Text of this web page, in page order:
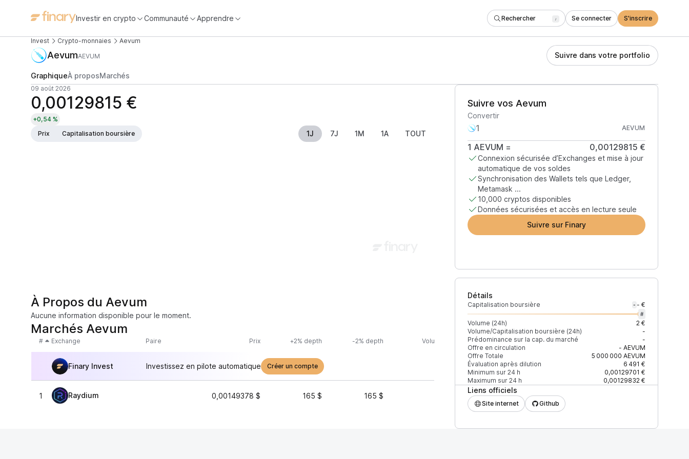
Investir en crypto Communauté Apprendre Rechercher / Se connecter S'inscrire
Invest Crypto-monnaies Aevum
AevumAEVUM Suivre dans votre portfolio
GraphiqueÀ proposMarchés
09 août 2026
0,00129815 €
+0,54 %
Prix
Capitalisation boursière 1J 7J 1M 1A TOUT
Suivre vos Aevum
Convertir
AEVUM
1 AEVUM = 0,00129815 €
Connexion sécurisée d’Exchanges et mise à jour
automatique de vos soldes
Synchronisation des Wallets tels que Ledger,
Metamask ...
10,000 cryptos disponibles
Données sécurisées et accès en lecture seule
Suivre sur Finary
Détails
Capitalisation boursière - - €
#
Volume (24h)
2 €
Volume/Capitalisation boursière (24h)
-
Prédominance sur la cap. du marché
-
Offre en circulation
- AEVUM
Offre Totale
5 000 000 AEVUM
Évaluation après dilution
6 491 €
Minimum sur 24 h
0,00129701 €
Maximum sur 24 h
0,00129832 €
Liens officiels
Site internet Github
À Propos du Aevum
Aucune information disponible pour le moment.
Marchés Aevum
# Exchange Paire Prix +2% depth -2% depth Volume (24h) % du volume Confiance Mis à jour
Finary Invest Investissez en pilote automatique Créer un compte
1 Raydium 0,00149378 $ 165 $ 165 $ 100 % ÉLEVÉE